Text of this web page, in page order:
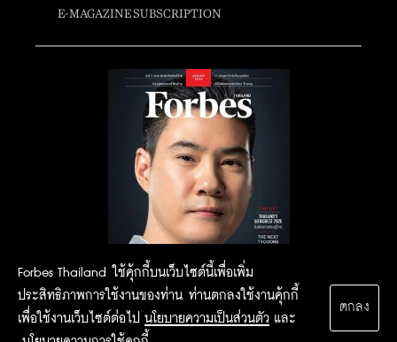
Forbes Thailand ใช้คุ้กกี้บนเว็บไซต์นี้เพื่อเพิ่ม
ประสิทธิภาพการใช้งานของท่าน ท่านตกลงใช้งานคุ้กกี้
เพื่อใช้งานเว็บไซต์ต่อไป นโยบายความเป็นส่วนตัว และ
ตกลง
E-MAGAZINE SUBSCRIPTION